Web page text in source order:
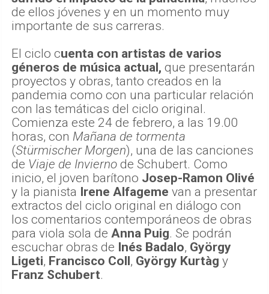
de ellos jóvenes y en un momento muy
importante de sus carreras.
El ciclo cuenta con artistas de varios
géneros de música actual, que presentarán
proyectos y obras, tanto creados en la
pandemia como con una particular relación
con las temáticas del ciclo original.
Comienza este 24 de febrero, a las 19.00
horas, con Mañana de tormenta
(Stürmischer Morgen), una de las canciones
de Viaje de Invierno de Schubert. Como
inicio, el joven barítono Josep-Ramon Olivé
y la pianista Irene Alfageme van a presentar
extractos del ciclo original en diálogo con
los comentarios contemporáneos de obras
para viola sola de Anna Puig. Se podrán
escuchar obras de Inés Badalo, György
Ligeti, Francisco Coll, György Kurtàg y
Franz Schubert.